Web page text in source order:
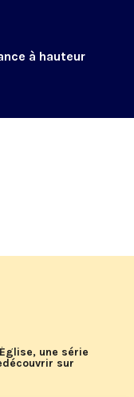
à hauteur
une série
sur